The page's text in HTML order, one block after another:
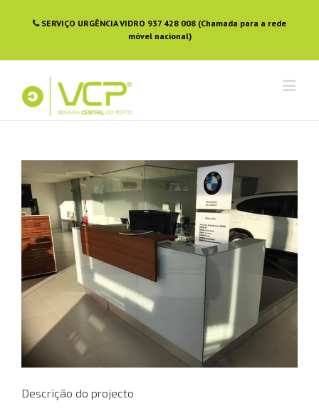
SERVIÇO URGÊNCIA VIDRO 937 428 008 (Chamada para a rede
móvel nacional)
Descrição do projecto